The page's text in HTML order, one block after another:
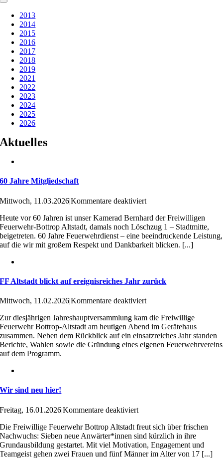
Toggle
Navigation
2013
2014
2015
2016
2017
2018
2019
2021
2022
2023
2024
2025
2026
Aktuelles
60 Jahre Mitgliedschaft
Mittwoch, 11.03.2026|Kommentare deaktiviertfür
Jahre
Mitgliedschaft
Heute vor 60 Jahren ist unser Kamerad Bernhard der Freiwilligen
Feuerwehr-Bottrop Altstadt, damals noch Löschzug 1 – Stadtmitte,
beigetreten. 60 Jahre Feuerwehrdienst – eine beeindruckende Leistung,
auf die wir mit großem Respekt und Dankbarkeit blicken. [...]
FF Altstadt blickt auf ereignisreiches Jahr zurück
Mittwoch, 11.02.2026|Kommentare deaktiviertfür
Altstadt
blickt
auf
ereignisreiches
Zur diesjährigen Jahreshauptversammlung kam die Freiwillige
Feuerwehr Bottrop-Altstadt am heutigen Abend im Gerätehaus
zusammen. Neben dem Rückblick auf ein einsatzreiches Jahr standen
Berichte, Wahlen sowie die Gründung eines eigenen Feuerwehrvereins
auf dem Programm.
Wir sind neu hier!
Freitag, 16.01.2026|Kommentare deaktiviertfür
sind
neu
hier!
Die Freiwillige Feuerwehr Bottrop Altstadt freut sich über frischen
Nachwuchs: Sieben neue Anwärter*innen sind kürzlich in ihre
Grundausbildung gestartet. Mit viel Motivation, Engagement und
Teamgeist gehen zwei Frauen und fünf Männer im Alter von 17 [...]